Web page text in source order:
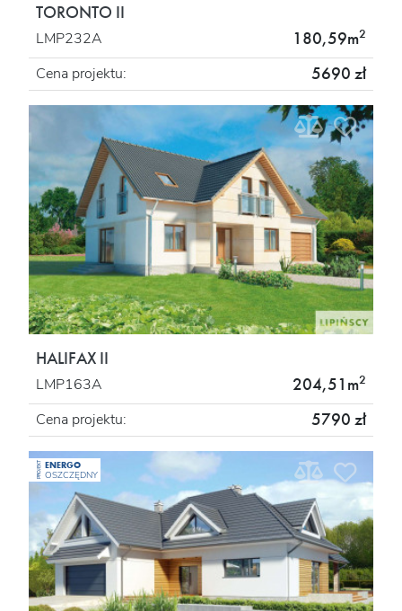
TORONTO II
LMP232A 180,59m2
Cena projektu: 5690 zł
HALIFAX II
LMP163A 204,51m2
Cena projektu: 5790 zł
PROJEKT ENERGO
OSZCZĘDNY